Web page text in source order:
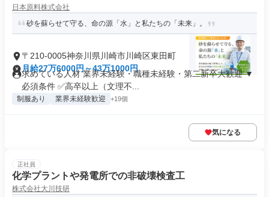
日本原料株式会社
砂を蘇らせて守る、命の源「水」と私たちの「未来」。
〒210-0005神奈川県川崎市川崎区東田町
月給27万6000円～43万1000円
求めている人材 業界未経験・職種未経験・第二新卒大歓迎 ▼
必須条件 ✅高卒以上（文理不...
制服あり 業界未経験歓迎 +19個
気になる
正社員
化学プラントや発電所での非破壊検査工
株式会社大川技研